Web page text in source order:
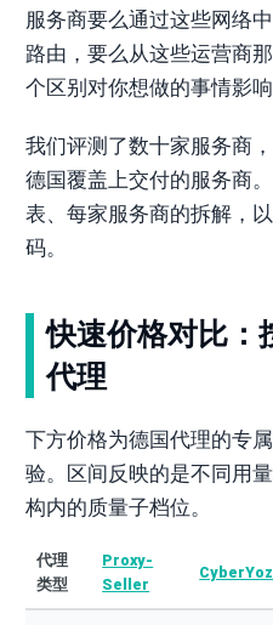
服务商要么通过这些网络
路由，要么从这些运营商
个区别对你想做的事情影响
我们评测了数十家服务商
德国覆盖上交付的服务商
表、每家服务商的拆解，
码。
快速价格对比：
代理
下方价格为德国代理的专
验。区间反映的是不同用
构内的质量子档位。
代理
类型
Proxy-
Seller